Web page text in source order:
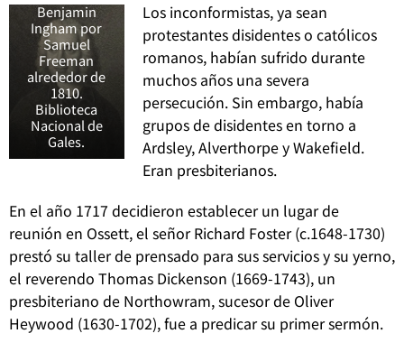
Benjamin
Ingham por
Samuel
Freeman
alrededor de
1810.
Biblioteca
Nacional de
Gales.
Los inconformistas, ya sean
protestantes disidentes o católicos
romanos, habían sufrido durante
muchos años una severa
persecución. Sin embargo, había
grupos de disidentes en torno a
Ardsley, Alverthorpe y Wakefield.
Eran presbiterianos.
En el año 1717 decidieron establecer un lugar de
reunión en Ossett, el señor Richard Foster (c.1648-1730)
prestó su taller de prensado para sus servicios y su yerno,
el reverendo Thomas Dickenson (1669-1743), un
presbiteriano de Northowram, sucesor de Oliver
Heywood (1630-1702), fue a predicar su primer sermón.